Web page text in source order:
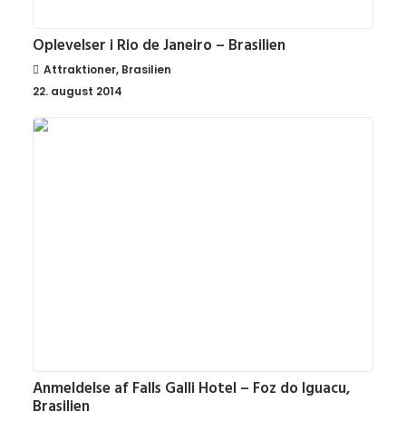
Oplevelser i Rio de Janeiro – Brasilien
Attraktioner, Brasilien
22. august 2014
Anmeldelse af Falls Galli Hotel – Foz do Iguacu,
Brasilien